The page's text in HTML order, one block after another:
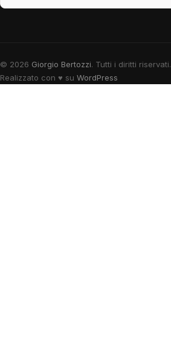
© 2026 Giorgio Bertozzi. Tutti i diritti riservati.
Realizzato con ♥ su WordPress